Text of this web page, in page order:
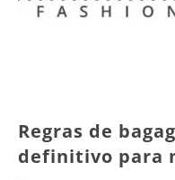
Regras de
definitivo para